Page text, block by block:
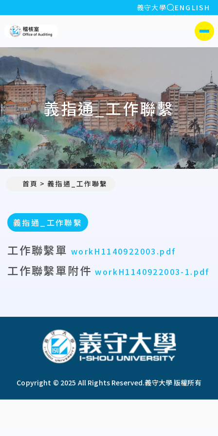
:::
義守大學 全站搜索
ENGLISH
側選單
義指通_工作聯繫
首頁 義指通_工作聯繫
義指通_工作聯繫
工作聯繫單 workH1140922003.pdf
工作聯繫單附件workH1140922003-1.pdf
Copyright © 2025 All Rights Reserved.義守大學 版權所有